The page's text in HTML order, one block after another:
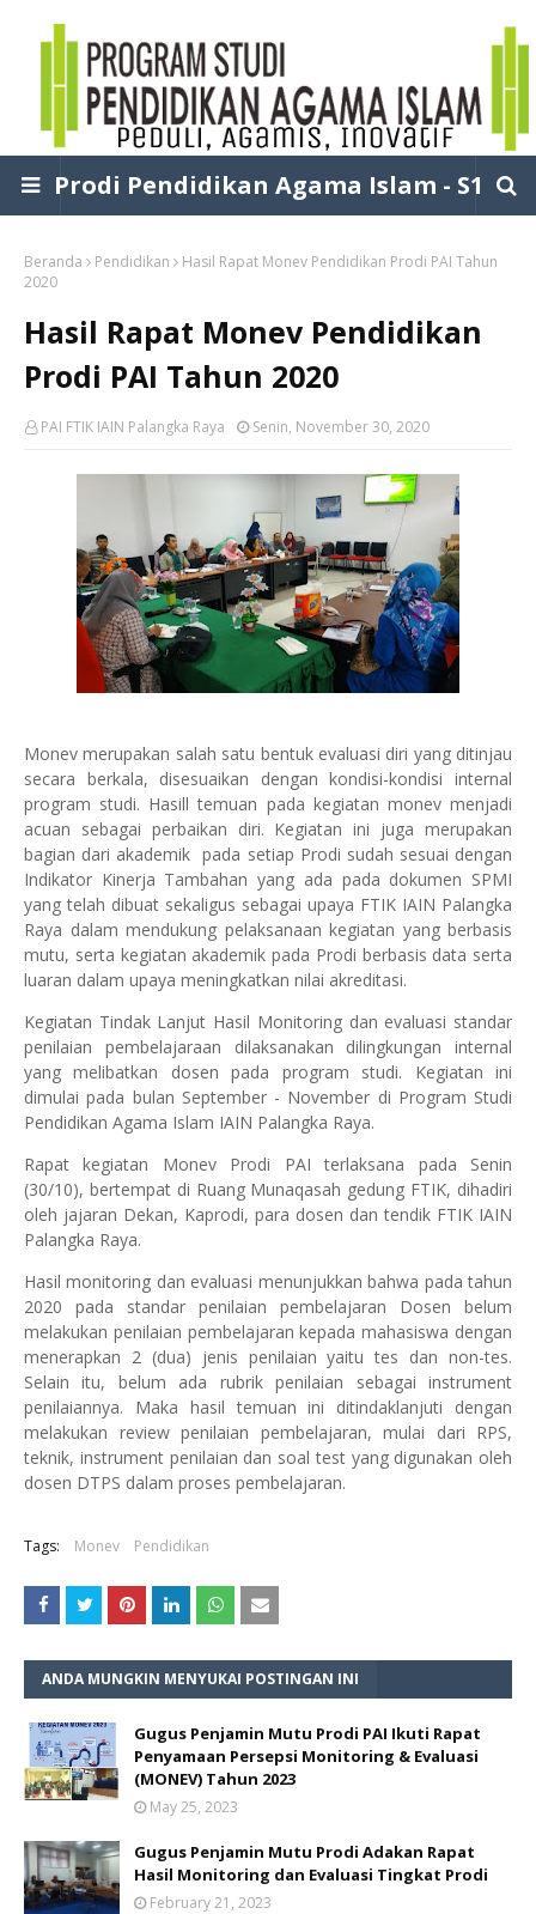
Prodi Pendidikan Agama Islam - S1
Beranda Pendidikan
Hasil Rapat Monev Pendidikan Prodi PAI Tahun
2020
Hasil Rapat Monev Pendidikan
Prodi PAI Tahun 2020
PAI FTIK IAIN Palangka Raya Senin, November 30, 2020
Monev merupakan salah satu bentuk evaluasi diri yang ditinjau
secara berkala, disesuaikan dengan kondisi-kondisi internal
program studi. Hasill temuan pada kegiatan monev menjadi
acuan sebagai perbaikan diri. Kegiatan ini juga merupakan
bagian dari akademik pada setiap Prodi sudah sesuai dengan
Indikator Kinerja Tambahan yang ada pada dokumen SPMI
yang telah dibuat sekaligus sebagai upaya FTIK IAIN Palangka
Raya dalam mendukung pelaksanaan kegiatan yang berbasis
mutu, serta kegiatan akademik pada Prodi berbasis data serta
luaran dalam upaya meningkatkan nilai akreditasi.
Kegiatan Tindak Lanjut Hasil Monitoring dan evaluasi standar
penilaian pembelajaraan dilaksanakan dilingkungan internal
yang melibatkan dosen pada program studi. Kegiatan ini
dimulai pada bulan September - November di Program Studi
Pendidikan Agama Islam IAIN Palangka Raya.
Rapat kegiatan Monev Prodi PAI terlaksana pada Senin
(30/10), bertempat di Ruang Munaqasah gedung FTIK, dihadiri
oleh jajaran Dekan, Kaprodi, para dosen dan tendik FTIK IAIN
Palangka Raya.
Hasil monitoring dan evaluasi menunjukkan bahwa pada tahun
2020 pada standar penilaian pembelajaran Dosen belum
melakukan penilaian pembelajaran kepada mahasiswa dengan
menerapkan 2 (dua) jenis penilaian yaitu tes dan non-tes.
Selain itu, belum ada rubrik penilaian sebagai instrument
penilaiannya. Maka hasil temuan ini ditindaklanjuti dengan
melakukan review penilaian pembelajaran, mulai dari RPS,
teknik, instrument penilaian dan soal test yang digunakan oleh
dosen DTPS dalam proses pembelajaran.
Tags: Monev Pendidikan
ANDA MUNGKIN MENYUKAI POSTINGAN INI
Gugus Penjamin Mutu Prodi PAI Ikuti Rapat
Penyamaan Persepsi Monitoring & Evaluasi
(MONEV) Tahun 2023
May 25, 2023
Gugus Penjamin Mutu Prodi Adakan Rapat
Hasil Monitoring dan Evaluasi Tingkat Prodi
February 21, 2023